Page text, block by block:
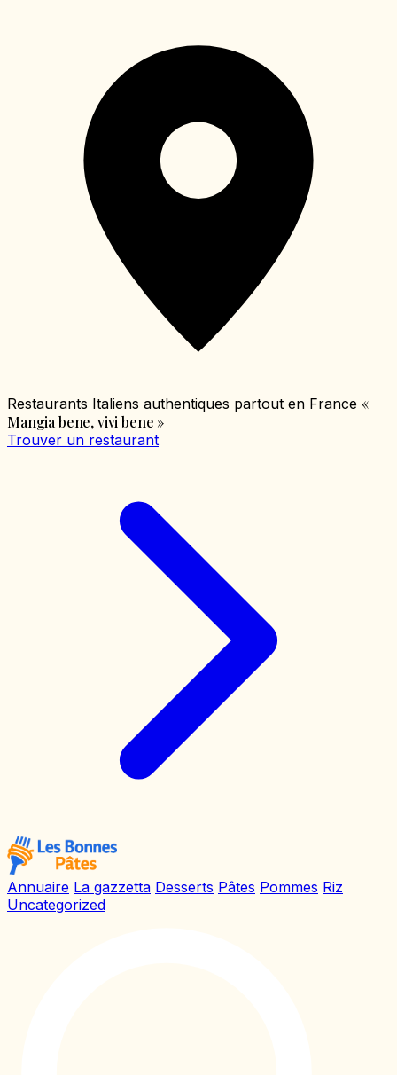
Restaurants Italiens authentiques partout en France «
Mangia bene, vivi bene »
Trouver un restaurant
Annuaire La gazzetta Desserts Pâtes Pommes Riz
Uncategorized